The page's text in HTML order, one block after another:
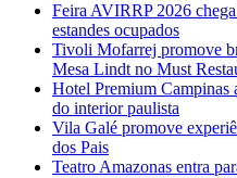
Feira AVIRRP 2026
estandes ocupados
Tivoli Mofarrej promove
Mesa Lindt no Must
Hotel Premium Campinas
do interior paulista
Vila Galé promove
dos Pais
Teatro Amazonas entra